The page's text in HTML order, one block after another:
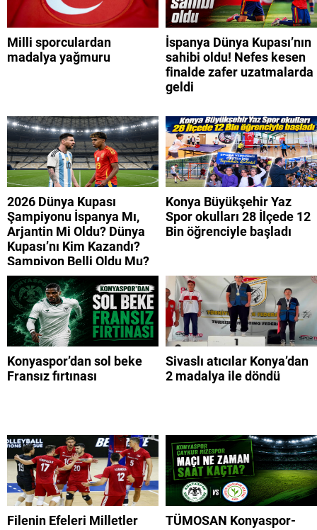
Milli sporculardan
madalya yağmuru
İspanya Dünya Kupası’nın
sahibi oldu! Nefes kesen
finalde zafer uzatmalarda
geldi
2026 Dünya Kupası
Şampiyonu İspanya Mı,
Arjantin Mi Oldu? Dünya
Kupası’nı Kim Kazandı?
Şampiyon Belli Oldu Mu?
Konya Büyükşehir Yaz
Spor okulları 28 İlçede 12
Bin öğrenciyle başladı
Konyaspor’dan sol beke
Fransız fırtınası
Sivaslı atıcılar Konya’dan
2 madalya ile döndü
Filenin Efeleri Milletler
TÜMOSAN Konyaspor-